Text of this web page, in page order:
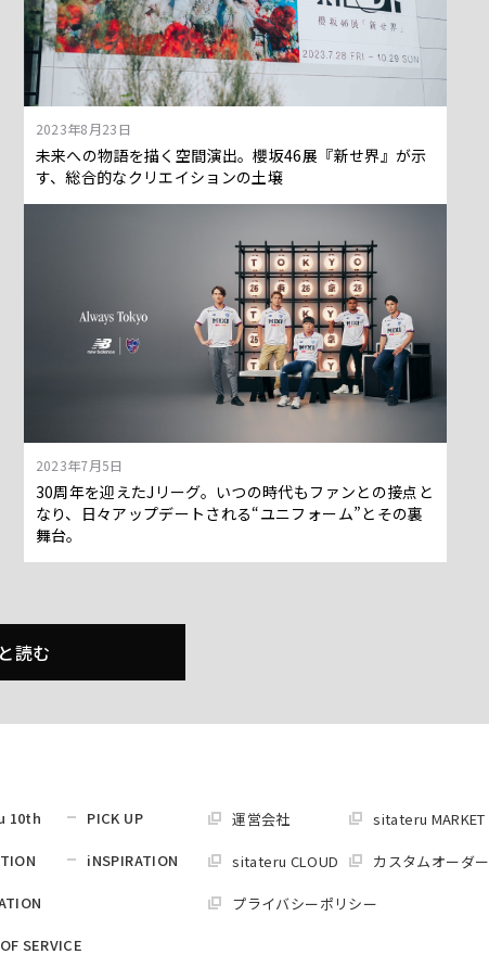
2023年8月23日
未来への物語を描く空間演出。櫻坂46展『新せ界』が示
す、総合的なクリエイションの土壌
2023年7月5日
30周年を迎えたJリーグ。いつの時代もファンとの接点と
なり、日々アップデートされる“ユニフォーム”とその裏
舞台。
読む
10th PICK UP
iNSPIRATION
SERVICE
運営会社 sitateru MARKET
sitateru CLOUD カスタムオーダー
プライバシーポリシー